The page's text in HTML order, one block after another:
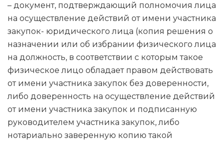
– документ, подтверждающий полномочия лица
на осуществление действий от имени участника
закупок- юридического лица (копия решения о
назначении или об избрании физического лица
на должность, в соответствии с которым такое
физическое лицо обладает правом действовать
от имени участника закупок без доверенности,
либо доверенность на осуществление действий
от имени участника закупок и подписанную
руководителем участника закупок, либо
нотариально заверенную копию такой